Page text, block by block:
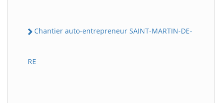
Chantier auto-entrepreneur SAINT-MARTIN-DE-
RE